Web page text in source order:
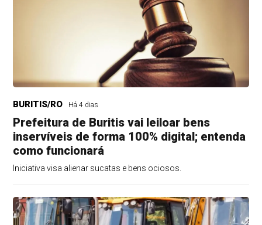
BURITIS/RO Há 4 dias
Prefeitura de Buritis vai leiloar bens
inservíveis de forma 100% digital; entenda
como funcionará
Iniciativa visa alienar sucatas e bens ociosos.